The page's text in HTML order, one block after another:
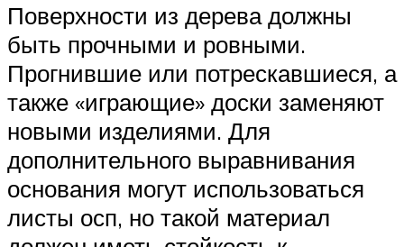
Поверхности из дерева должны
быть прочными и ровными.
Прогнившие или потрескавшиеся, а
также «играющие» доски заменяют
новыми изделиями. Для
дополнительного выравнивания
основания могут использоваться
листы осп, но такой материал